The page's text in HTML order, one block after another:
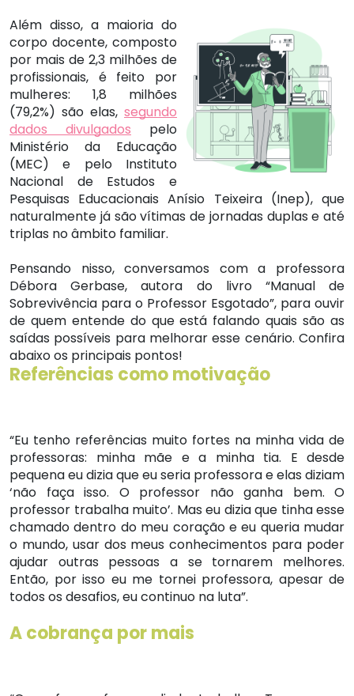
Além disso, a maioria do
corpo docente, composto
por mais de 2,3 milhões de
profissionais, é feito por
mulheres: 1,8 milhões
(79,2%) são elas, segundo
dados divulgados pelo
Ministério da Educação
(MEC) e pelo Instituto
Nacional de Estudos e
Pesquisas Educacionais Anísio Teixeira (Inep), que
naturalmente já são vítimas de jornadas duplas e até
triplas no âmbito familiar.
Pensando nisso, conversamos com a professora
Débora Gerbase, autora do livro “Manual de
Sobrevivência para o Professor Esgotado”, para ouvir
de quem entende do que está falando quais são as
saídas possíveis para melhorar esse cenário. Confira
abaixo os principais pontos!
Referências como motivação
“Eu tenho referências muito fortes na minha vida de
professoras: minha mãe e a minha tia. E desde
pequena eu dizia que eu seria professora e elas diziam
‘não faça isso. O professor não ganha bem. O
professor trabalha muito’. Mas eu dizia que tinha esse
chamado dentro do meu coração e eu queria mudar
o mundo, usar dos meus conhecimentos para poder
ajudar outras pessoas a se tornarem melhores.
Então, por isso eu me tornei professora, apesar de
todos os desafios, eu continuo na luta”.
A cobrança por mais